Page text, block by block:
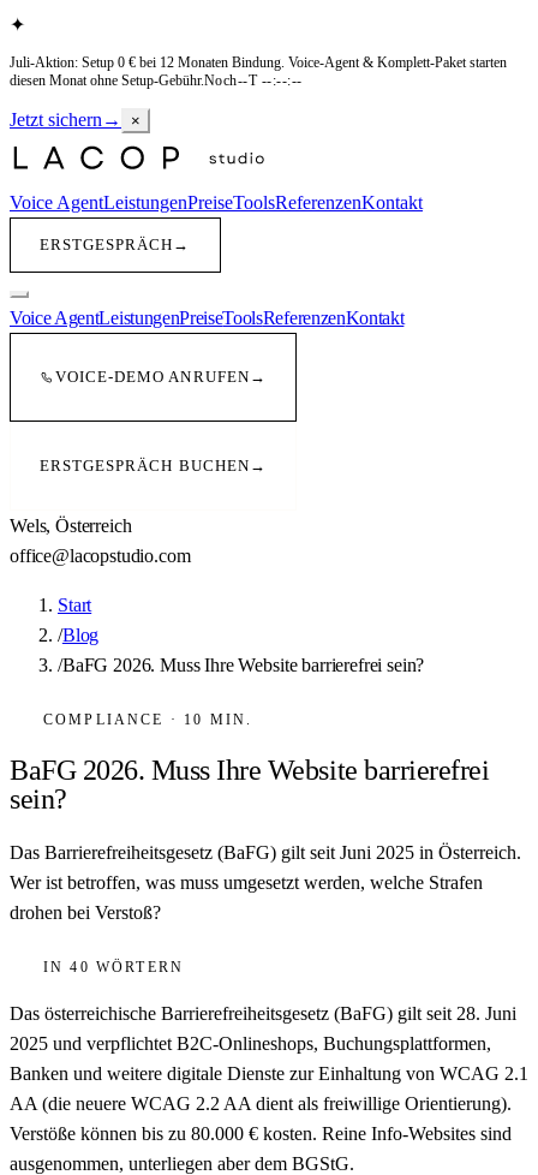
✦
Juli-Aktion: Setup 0 € bei 12 Monaten Bindung. Voice-Agent & Komplett-Paket starten
diesen Monat ohne Setup-Gebühr.Noch--T --:--:--
Jetzt sichern → ×
Voice AgentLeistungenPreiseToolsReferenzenKontakt
ERSTGESPRÄCH →
Voice AgentLeistungenPreiseToolsReferenzenKontakt
VOICE-DEMO ANRUFEN →
ERSTGESPRÄCH BUCHEN →
Wels,Österreich
office@lacopstudio.com
Start
/Blog
/BaFG 2026. Muss Ihre Website barrierefrei sein?
COMPLIANCE · 10 MIN.
BaFG 2026. Muss Ihre Website barrierefrei
sein?
Das Barrierefreiheitsgesetz (BaFG) gilt seit Juni 2025 in Österreich.
Wer ist betroffen, was muss umgesetzt werden, welche Strafen
drohen bei Verstoß?
IN 40 WÖRTERN
Das österreichische Barrierefreiheitsgesetz (BaFG) gilt seit 28. Juni
2025 und verpflichtet B2C-Onlineshops, Buchungsplattformen,
Banken und weitere digitale Dienste zur Einhaltung von WCAG 2.1
AA (die neuere WCAG 2.2 AA dient als freiwillige Orientierung).
Verstöße können bis zu 80.000 € kosten. Reine Info-Websites sind
ausgenommen, unterliegen aber dem BGStG.